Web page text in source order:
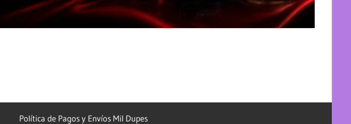
Política de Pagos y Envíos Mil Dupes